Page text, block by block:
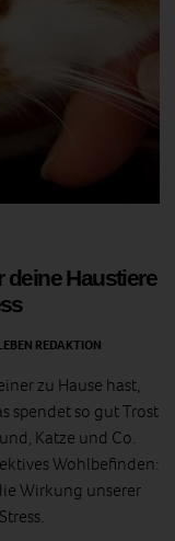
deine Haustiere
REDAKTION
zu Hause hast,
spendet so gut Trost
Katze und Co.
Wohlbefinden:
Wirkung unserer